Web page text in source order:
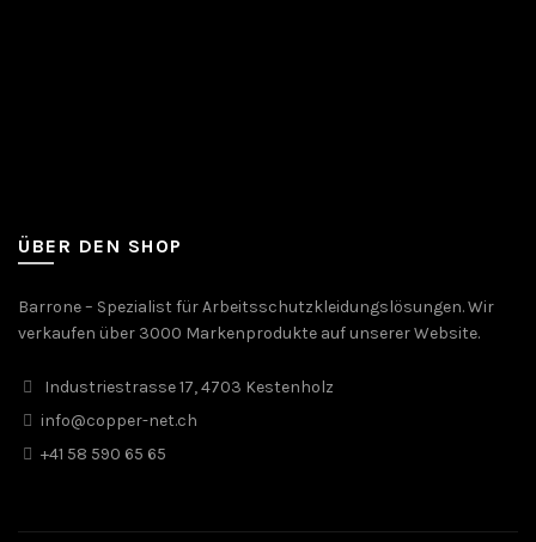
ÜBER DEN SHOP
Barrone – Spezialist für Arbeitsschutzkleidungslösungen. Wir
verkaufen über 3000 Markenprodukte auf unserer Website.
Industriestrasse 17, 4703 Kestenholz
info@copper-net.ch
+41 58 590 65 65